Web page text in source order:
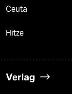
Ceuta
Hitze
Verlag